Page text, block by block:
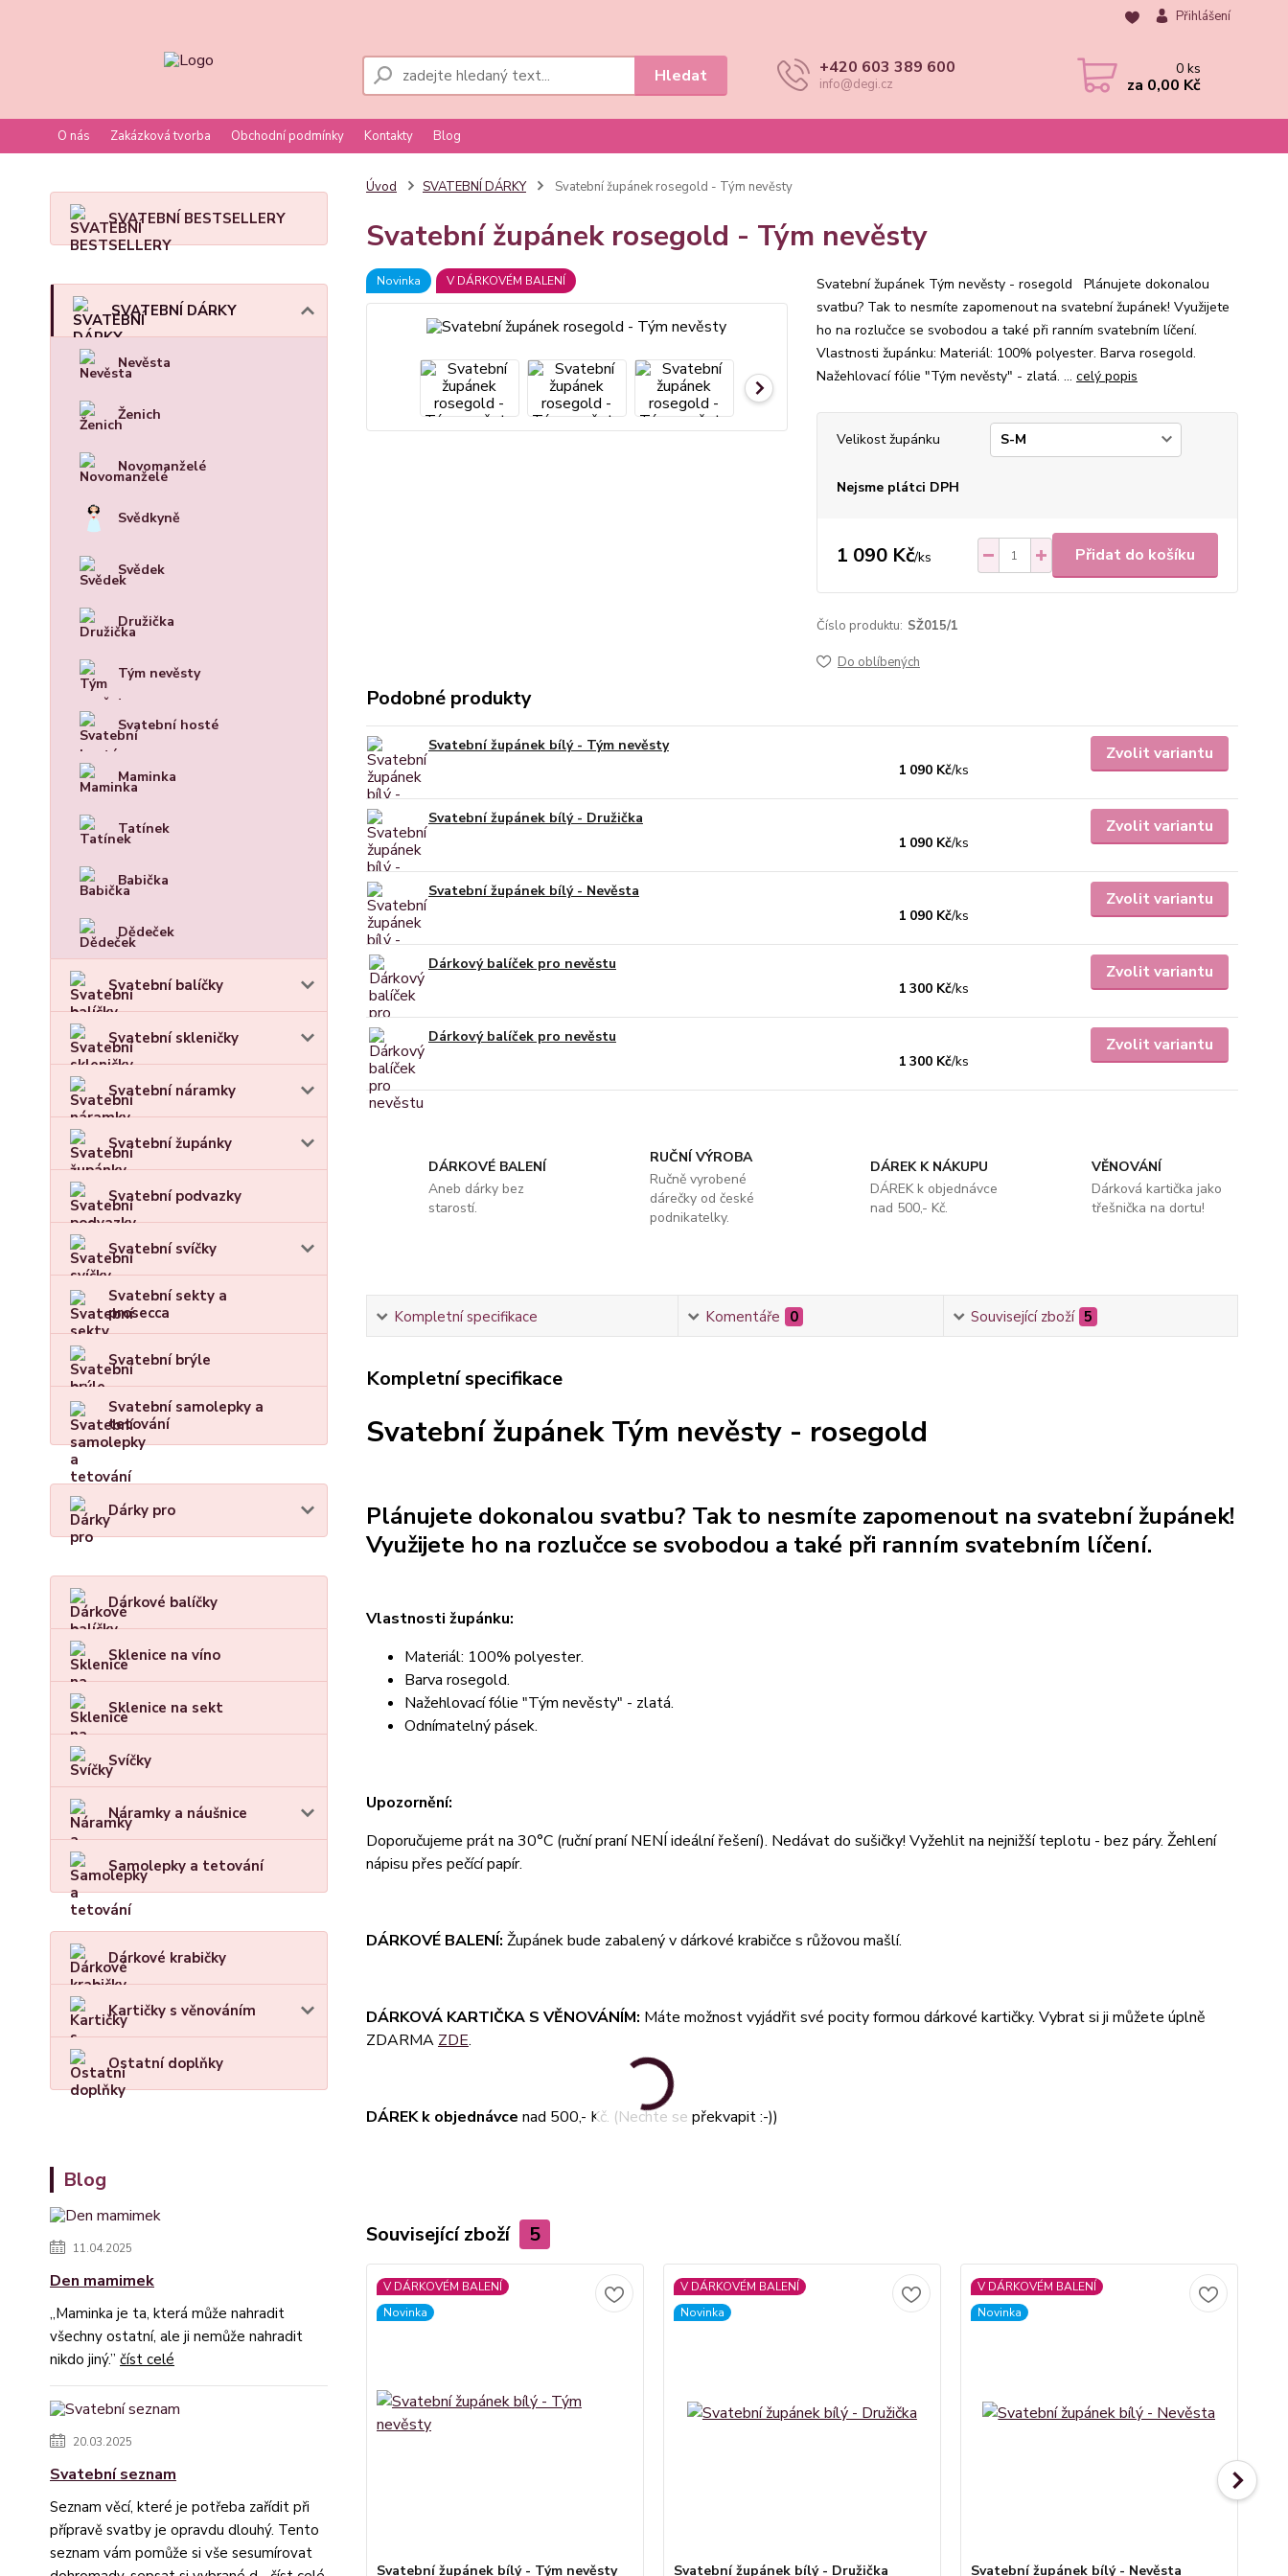
O nás Zakázková tvorba Obchodní podmínky Kontakty Blog
Přihlášení
Hledat +420 603 389 600
info@degi.cz
0ks
za 0,00 Kč
SVATEBNÍ BESTSELLERY
SVATEBNÍ DÁRKY
Nevěsta
Ženich
Novomanželé
Svědkyně
Svědek
Družička
Tým nevěsty
Svatební hosté
Maminka
Tatínek
Babička
Dědeček
Svatební balíčky
Svatební skleničky
Svatební náramky
Svatební župánky
Svatební podvazky
Svatební svíčky
Svatební sekty a
prosecca
Svatební brýle
Svatební samolepky a
tetování
Dárky pro
Dárkové balíčky
Sklenice na víno
Sklenice na sekt
Svíčky
Náramky a náušnice
Samolepky a tetování
Dárkové krabičky
Kartičky s věnováním
Ostatní doplňky
Blog
11.04.2025
Den mamimek
„Maminka je ta, která může nahradit
všechny ostatní, ale ji nemůže nahradit
nikdo jiný.” číst celé
20.03.2025
Svatební seznam
Seznam věcí, které je potřeba zařídit při
přípravě svatby je opravdu dlouhý. Tento
seznam vám pomůže si vše sesumírovat
Úvod SVATEBNÍ DÁRKY Svatební župánek rosegold - Tým nevěsty
Svatební župánek rosegold - Tým nevěsty
Novinka V DÁRKOVÉM BALENÍ
Svatební župánek Tým nevěsty - rosegold Plánujete dokonalou
svatbu? Tak to nesmíte zapomenout na svatební župánek! Využijete
ho na rozlučce se svobodou a také při ranním svatebním líčení.
Vlastnosti župánku: Materiál: 100% polyester. Barva rosegold.
Nažehlovací fólie "Tým nevěsty" - zlatá. ... celý popis
Velikost župánku
Nejsme plátci DPH
1 090 Kč/ks Přidat do košíku
Číslo produktu: SŽ015/1
Do oblíbených
Podobné produkty
Svatební župánek bílý - Tým nevěsty
1 090 Kč/ks
Zvolit variantu
Svatební župánek bílý - Družička
1 090 Kč/ks
Zvolit variantu
Svatební župánek bílý - Nevěsta
1 090 Kč/ks
Zvolit variantu
Dárkový balíček pro nevěstu
1 300 Kč/ks
Zvolit variantu
Dárkový balíček pro nevěstu
1 300 Kč/ks
Zvolit variantu
DÁRKOVÉ BALENÍ
Aneb dárky bez
starostí.
RUČNÍ VÝROBA
Ručně vyrobené
dárečky od české
podnikatelky.
DÁREK K NÁKUPU
DÁREK k objednávce
nad 500,- Kč.
VĚNOVÁNÍ
Dárková kartička jako
třešnička na dortu!
Kompletní specifikace Komentáře 0 Související zboží 5
Kompletní specifikace
Svatební župánek Tým nevěsty - rosegold
Plánujete dokonalou svatbu? Tak to nesmíte zapomenout na svatební župánek!
Využijete ho na rozlučce se svobodou a také při ranním svatebním líčení.
Vlastnosti župánku:
Materiál: 100% polyester.
Barva rosegold.
Nažehlovací fólie "Tým nevěsty" - zlatá.
Odnímatelný pásek.
Upozornění:
Doporučujeme prát na 30°C (ruční praní NENÍ ideální řešení). Nedávat do sušičky! Vyžehlit na nejnižší teplotu - bez páry. Žehlení
nápisu přes pečící papír.
DÁRKOVÉ BALENÍ: Župánek bude zabalený v dárkové krabičce s růžovou mašlí.
DÁRKOVÁ KARTIČKA S VĚNOVÁNÍM: Máte možnost vyjádřit své pocity formou dárkové kartičky. Vybrat si ji můžete úplně
ZDARMA ZDE.
DÁREK k objednávce nad 500,- Kč. (Nechte se překvapit :-))
Související zboží 5
V DÁRKOVÉM BALENÍ
Novinka
Svatební župánek bílý - Tým nevěsty
V DÁRKOVÉM BALENÍ
Novinka
Svatební župánek bílý - Družička
V DÁRKOVÉM BALENÍ
Novinka
Svatební župánek bílý - Nevěsta